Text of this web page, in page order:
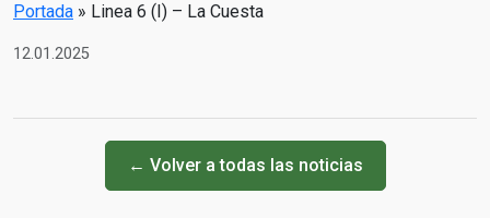
Portada » Linea 6 (I) – La Cuesta
12.01.2025
← Volver a todas las noticias